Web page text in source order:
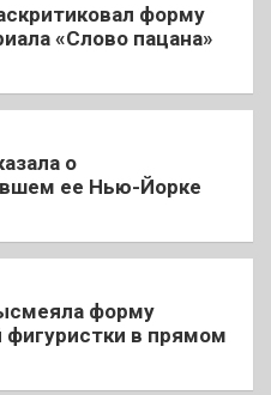
форму
«Слово пацана»
о
ее Нью-Йорке
форму
фигуристки в прямом